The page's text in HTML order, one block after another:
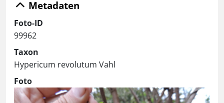
Metadaten
Foto-ID
99962
Taxon
Hypericum revolutum Vahl
Foto